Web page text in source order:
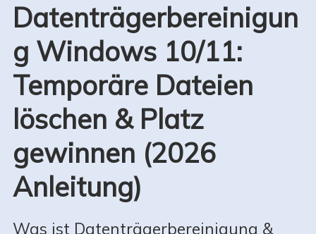
Datenträgerbereinigun
g Windows 10/11:
Temporäre Dateien
löschen & Platz
gewinnen (2026
Anleitung)
Was ist Datenträgerbereinigung &